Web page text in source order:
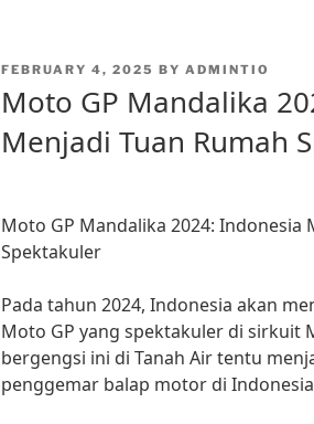
POSTED
FEBRUARY 4, 2025 BY ADMINTIO
Moto GP Mandalika
Menjadi Tuan Rumah
Moto GP Mandalika 2024: Indonesia
Spektakuler
Pada tahun 2024, Indonesia akan
Moto GP yang spektakuler di sirkuit
bergengsi ini di Tanah Air tentu
penggemar balap motor di